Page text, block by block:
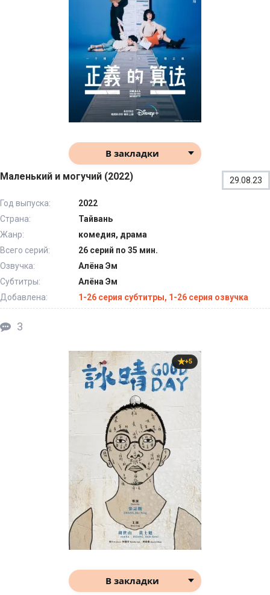
В закладки
Маленький и могучий (2022) 29.08.23
Год выпуска:
2022
Страна:
Тайвань
Жанр:
комедия, драма
Всего серий:
26 серий по 35 мин.
Озвучка:
Алёна Эм
Субтитры:
Алёна Эм
Добавлена:
1-26 серия субтитры, 1-26 серия озвучка
3
+5
В закладки